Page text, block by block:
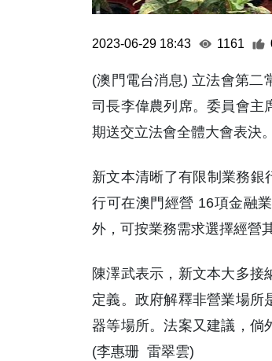
2023-06-29 18:43 1161
(澳門電台消息) 立法會第二
司長李偉農列席。委員會主
期送交立法會全體大會表決。
新文本清晰了有限制業務銀
行可在澳門經營 16項金融
外，可按業務需求選擇經營
陳澤武表示，新文本大多
定義。政府解釋非營業場所
器等場所。法案又建議，倘
(李惠珊 雷翠雲)